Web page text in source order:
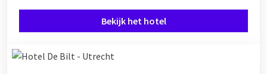
Bekijk het hotel